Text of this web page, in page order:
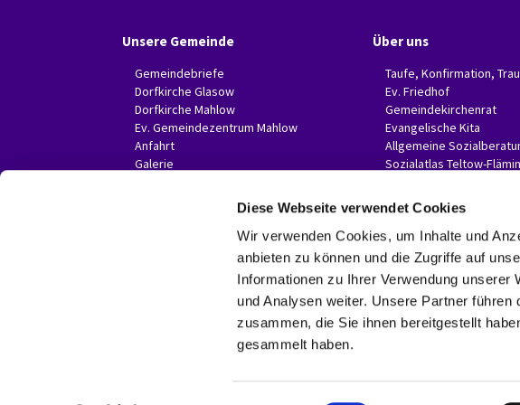
Diese Webseite verwendet Cookies
Wir verwenden Cookies, um Inhalte und
anbieten zu können und die Zugriffe auf
Informationen zu Ihrer Verwendung
und Analysen weiter. Unsere Partner
zusammen, die Sie ihnen bereitgestellt
gesammelt haben.
Unsere Gemeinde
Gemeindebriefe
Dorfkirche Glasow
Dorfkirche Mahlow
Ev. Gemeindezentrum Mahlow
Anfahrt
Galerie
Über uns
Taufe, Konfirmation,
Ev. Friedhof
Gemeindekirchenrat
Evangelische Kita
Allgemeine
Sozialatlas Teltow-


